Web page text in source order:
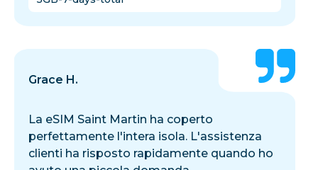
Grace H.
La eSIM Saint Martin ha coperto
perfettamente l'intera isola. L'assistenza
clienti ha risposto rapidamente quando ho